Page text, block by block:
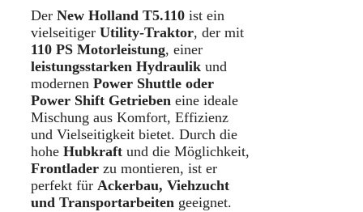
Der New Holland T5.110 ist ein
vielseitiger Utility-Traktor, der mit
110 PS Motorleistung, einer
leistungsstarken Hydraulik und
modernen Power Shuttle oder
Power Shift Getrieben eine ideale
Mischung aus Komfort, Effizienz
und Vielseitigkeit bietet. Durch die
hohe Hubkraft und die Möglichkeit,
Frontlader zu montieren, ist er
perfekt für Ackerbau, Viehzucht
und Transportarbeiten geeignet.